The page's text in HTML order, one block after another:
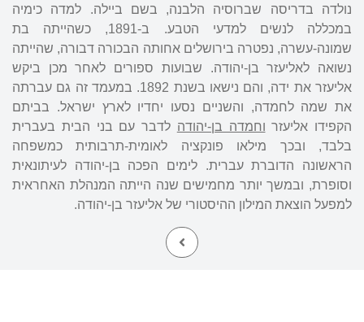
נולדה בדריסה שברוסיה הלבנה, בשם ביילה. למדה כימיה
במכללה לנשים למדעי הטבע. ב-1891, כשהייתה בת
שמונה-עשרה, נפטרה בירושלים אחותה הבכורה דבורה, שהייתה
נשואה לאליעזר בן-יהודה. שבועות ספורים לאחר מכן ביקש
אליעזר את ידה, והם נישאו בשנת 1892. במעמד זה גם עברתה
את שמה לחמדה, והשניים נסעו יחדיו לארץ ישראל. בביתם
הקפידו אליעזר וחמדה בן-יהודה לדבר עם בני הבית בעברית
בלבד, ובכך מילאו פונקציה לאומית-תרבותית כמשפחה
הראשונה הדוברת עברית. לימים הפכה בן-יהודה לעיתונאית
וסופרת, ובמשך יותר מחמישים שנה הייתה המנהלת האחראית
למפעל הוצאת המילון ההיסטורי של אליעזר בן-יהודה.